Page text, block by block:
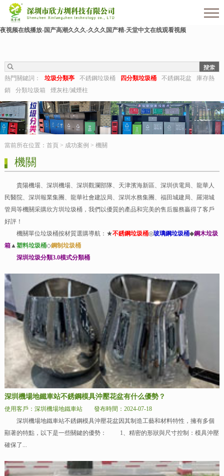
色婷婷影院-亚洲三级av-熟女毛片-亚洲日本一区二区三区-麻豆91在线-久久狠狠干-国
产成人激情-视频推荐-久久aaa-东北少妇不戴套对白第一次-深夜福利视频在线-成人午
夜视频在线播放-国产高潮久久久-久久久国产精-天堂中文在线观看视频
熱門關鍵詞： 垃圾分類亭 不銹鋼垃圾桶 四分類垃圾桶 不銹鋼花盆
庫存熱
銷
分類垃圾箱 煙灰柱/滅煙柱
當前所在位置： 首頁> 成功案例 > 機關
機關
貴陽機場、深圳機場、深圳觀瀾部隊、天津濱海新區、深圳供電局、龍華人
民醫院、深圳報業集團、龍華社會建設局、深圳水務集團、福田城建局、羅湖城
管局等機關采購欣方圳垃圾桶，我們以優質的產品和完美的售后服務贏得了客戶
好評！
機關單位垃圾桶按材質選購導航：★不銹鋼垃圾桶◎玻璃鋼垃圾桶◆鋼木垃圾
箱▲塑料垃圾桶◇鋼制垃圾桶
深圳垃圾分類3.0模式分類桶
深圳機場地鐵車站不銹鋼模具沖壓花盆有什么優勢？
使用客戶：深圳機場地鐵車站
發布時間：2024-07-18
深圳機場地鐵車站不銹鋼模具沖壓花盆因其制造工藝和材料特性，擁有多個
顯著的特點，以下是一些關鍵的優勢： 1、精密的形狀與尺寸控制：模具沖壓
確保了...